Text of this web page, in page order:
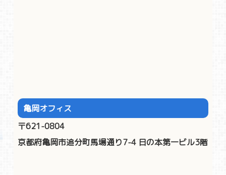
亀岡オフィス
〒621-0804
京都府亀岡市追分町馬場通り7-4 日の本第一ビル3階